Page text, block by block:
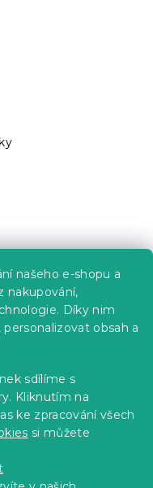
našeho e-shopu a
nakupování,
Díky nim
obsah a
sdílíme s
Kliknutím na
ke zpracování všech
si můžete
%